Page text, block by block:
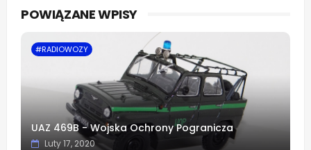
POWIĄZANE WPISY
#RADIOWOZY
UAZ 469B - Wojska Ochrony Pogranicza
Luty 17, 2020